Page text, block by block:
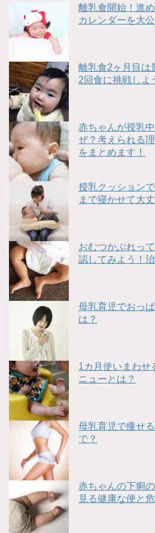
離乳食開始！進
カレンダーを大公
離乳食2ヶ月目は
2回食に挑戦しよ
赤ちゃんが授乳
ぜ？考えられる
をまとめます！
授乳クッション
まで寝かせて大
おむつかぶれっ
認してみよう！
母乳育児でおっ
は？
1カ月使いまわせ
ニューとは？
母乳育児で痩せ
で？
赤ちゃんの下痢
見る健康な便と